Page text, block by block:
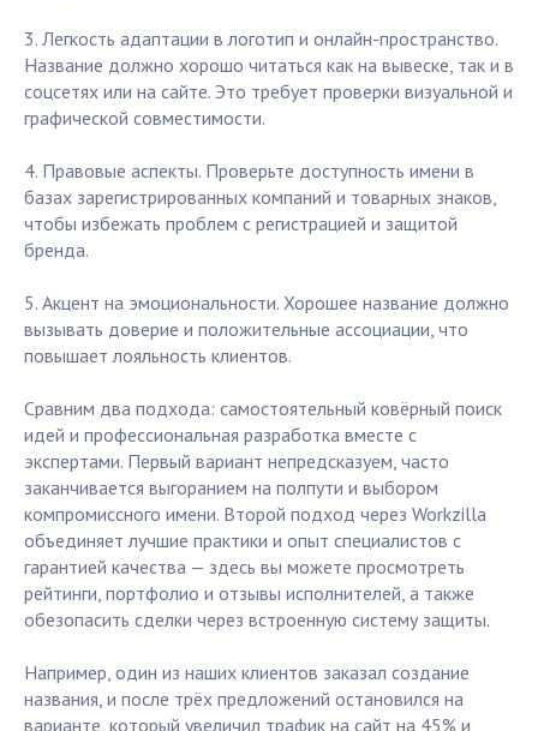
3. Легкость адаптации в логотип и онлайн-пространство.
Название должно хорошо читаться как на вывеске, так и в
соцсетях или на сайте. Это требует проверки визуальной и
графической совместимости.
4. Правовые аспекты. Проверьте доступность имени в
базах зарегистрированных компаний и товарных знаков,
чтобы избежать проблем с регистрацией и защитой
бренда.
5. Акцент на эмоциональности. Хорошее название должно
вызывать доверие и положительные ассоциации, что
повышает лояльность клиентов.
Сравним два подхода: самостоятельный ковёрный поиск
идей и профессиональная разработка вместе с
экспертами. Первый вариант непредсказуем, часто
заканчивается выгоранием на полпути и выбором
компромиссного имени. Второй подход через Workzilla
объединяет лучшие практики и опыт специалистов с
гарантией качества — здесь вы можете просмотреть
рейтинги, портфолио и отзывы исполнителей, а также
обезопасить сделки через встроенную систему защиты.
Например, один из наших клиентов заказал создание
названия, и после трёх предложений остановился на
варианте, который увеличил трафик на сайт на 45% и